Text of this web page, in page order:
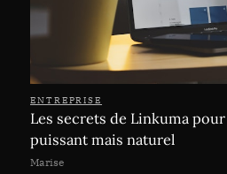
ENTREPRISE
Les secrets de Linkuma
puissant mais naturel
Marise